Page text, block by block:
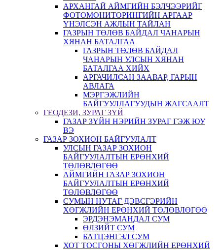
АРХАНГАЙ АЙМГИЙН БЭЛЧЭЭРИЙГ
ФОТОМОНИТОРИНГИЙН АРГААР
ҮНЭЛСЭН АЖЛЫН ТАЙЛАН
ГАЗРЫН ТӨЛӨВ БАЙДАЛ ЧАНАРЫН
ХЯНАН БАТАЛГАА
ГАЗРЫН ТӨЛӨВ БАЙДАЛ
ЧАНАРЫН УЛСЫН ХЯНАН
БАТАЛГАА ХИЙХ
АРГАЧИЛСАН ЗААВАР, ГАРЫН
АВЛАГА
МЭРГЭЖЛИЙН
БАЙГУУЛЛАГУУДЫН ЖАГСААЛТ
ГЕОДЕЗИ, ЗУРАГ ЗҮЙ
ГАЗАР ЗҮЙН НЭРИЙН ЗУРАГ ГЭЖ ЮУ
ВЭ
ГАЗАР ЗОХИОН БАЙГУУЛАЛТ
УЛСЫН ГАЗАР ЗОХИОН
БАЙГУУЛАЛТЫН ЕРӨНХИЙ
ТӨЛӨВЛӨГӨӨ
АЙМГИЙН ГАЗАР ЗОХИОН
БАЙГУУЛАЛТЫН ЕРӨНХИЙ
ТӨЛӨВЛӨГӨӨ
СУМЫН НУТАГ ДЭВСГЭРИЙН
ХӨГЖЛИЙН ЕРӨНХИЙ ТӨЛӨВЛӨГӨӨ
ЭРДЭНЭМАНДАЛ СУМ
ӨЛЗИЙТ СУМ
БАТЦЭНГЭЛ СУМ
ХОТ ТОСГОНЫ ХӨГЖЛИЙН ЕРӨНХИЙ